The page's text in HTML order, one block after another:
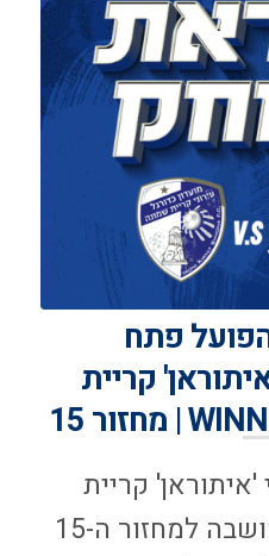
פתח
קריית
קריית
שמונה באצטדיון המושבה למחזור ה-15